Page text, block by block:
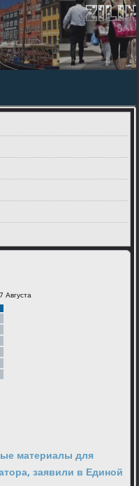
Августа
материалы для
заявили в Единой